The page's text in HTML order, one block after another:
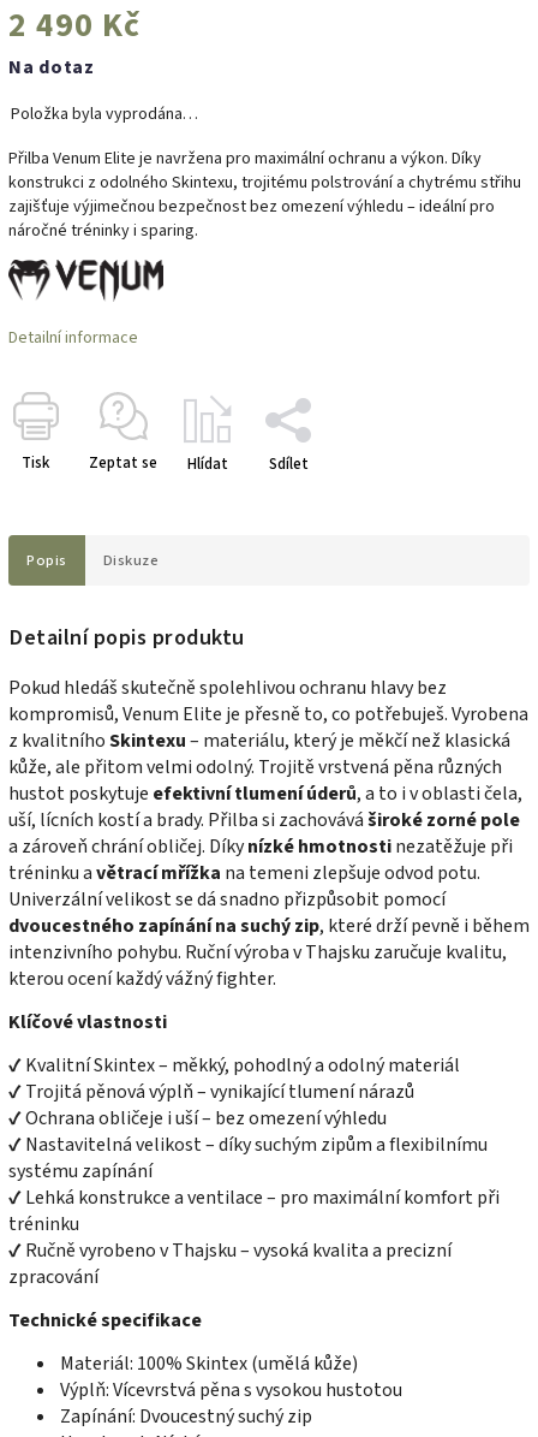
2 490 Kč
Na dotaz
Položka byla vyprodána…
Přilba Venum Elite je navržena pro maximální ochranu a výkon. Díky
konstrukci z odolného Skintexu, trojitému polstrování a chytrému střihu
zajišťuje výjimečnou bezpečnost bez omezení výhledu – ideální pro
náročné tréninky i sparing.
Detailní informace
Tisk Zeptat se Hlídat Sdílet
Popis Diskuze
Detailní popis produktu
Pokud hledáš skutečně spolehlivou ochranu hlavy bez
kompromisů, Venum Elite je přesně to, co potřebuješ. Vyrobena
z kvalitníhoSkintexu– materiálu, který je měkčí než klasická
kůže, ale přitom velmi odolný. Trojitě vrstvená pěna různých
hustot poskytuje efektivní tlumení úderů, a to i v oblasti čela,
uší, lícních kostí a brady. Přilba si zachováváširoké zorné pole
a zároveň chrání obličej. Díkynízké hmotnostinezatěžuje při
tréninku avětrací mřížka na temeni zlepšuje odvod potu.
Univerzální velikost se dá snadno přizpůsobit pomocí
dvoucestného zapínání na suchý zip, které drží pevně i během
intenzivního pohybu. Ruční výroba v Thajsku zaručuje kvalitu,
kterou ocení každý vážný fighter.
Klíčové vlastnosti
✔ Kvalitní Skintex – měkký, pohodlný a odolný materiál
✔ Trojitá pěnová výplň – vynikající tlumení nárazů
✔ Ochrana obličeje i uší – bez omezení výhledu
✔ Nastavitelná velikost – díky suchým zipům a flexibilnímu
systému zapínání
✔ Lehká konstrukce a ventilace – pro maximální komfort při
tréninku
✔ Ručně vyrobeno v Thajsku – vysoká kvalita a precizní
zpracování
Technické specifikace
Materiál: 100% Skintex (umělá kůže)
Výplň: Vícevrstvá pěna s vysokou hustotou
Zapínání: Dvoucestný suchý zip